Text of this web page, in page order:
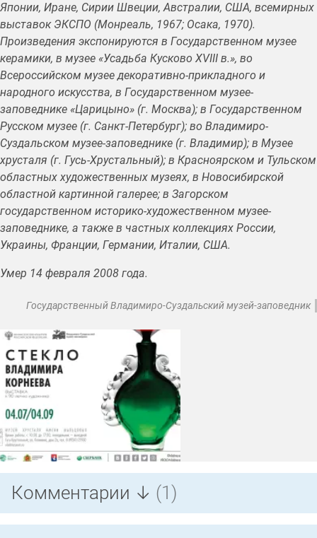
Японии, Иране, Сирии Швеции, Австралии, США, всемирных
выставок ЭКСПО (Монреаль, 1967; Осака, 1970).
Произведения экспонируются в Государственном музее
керамики, в музее «Усадьба Кусково XVIII в.», во
Всероссийском музее декоративно-прикладного и
народного искусства, в Государственном музее-
заповеднике «Царицыно» (г. Москва); в Государственном
Русском музее (г. Санкт-Петербург); во Владимиро-
Суздальском музее-заповеднике (г. Владимир); в Музее
хрусталя (г. Гусь-Хрустальный); в Красноярском и Тульском
областных художественных музеях, в Новосибирской
областной картинной галерее; в Загорском
государственном историко-художественном музее-
заповеднике, а также в частных коллекциях России,
Украины, Франции, Германии, Италии, США.
Умер 14 февраля 2008 года.
Государственный Владимиро-Суздальский музей-заповедник
Комментарии ↓ (1)